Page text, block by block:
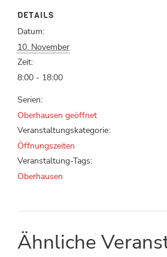
DETAILS
Datum:
10. November
Zeit:
8:00 - 18:00
Serien:
Oberhausen geöffnet
Veranstaltungskategorie:
Öffnungszeiten
Veranstaltung-Tags:
Oberhausen
Ähnliche